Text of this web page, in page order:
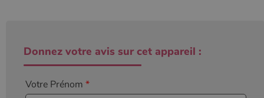
Donnez votre avis sur cet appareil :
Votre Prénom *